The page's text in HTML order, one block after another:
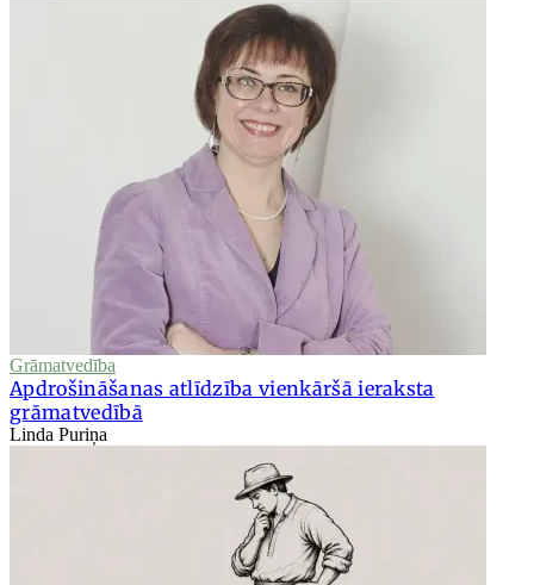
Grāmatvedība
Apdrošināšanas atlīdzība vienkāršā ieraksta
grāmatvedībā
Linda Puriņa